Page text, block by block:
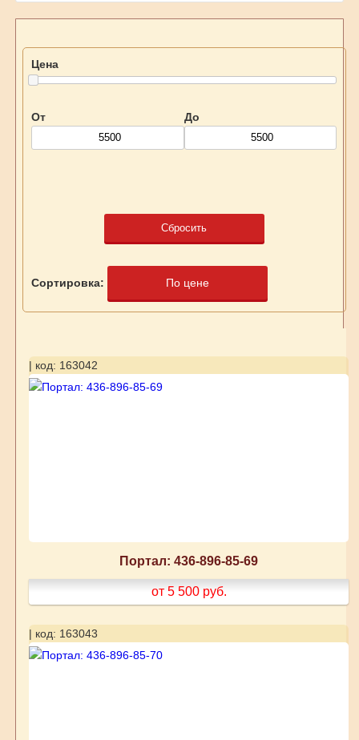
Цена
От До
Сбросить
Сортировка: По цене
| код: 163042
Портал: 436-896-85-69
от 5 500 руб.
| код: 163043